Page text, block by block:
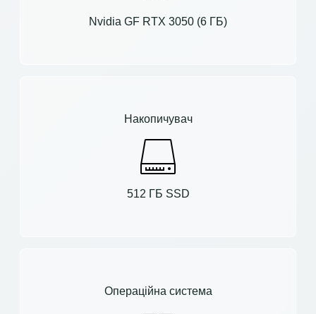
Nvidia GF RTX 3050 (6 ГБ)
Накопичувач
512 ГБ SSD
Операційна система